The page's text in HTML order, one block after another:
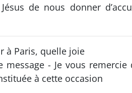
de nous donner
à Paris, quelle joie
- Je vous
à cette occasion